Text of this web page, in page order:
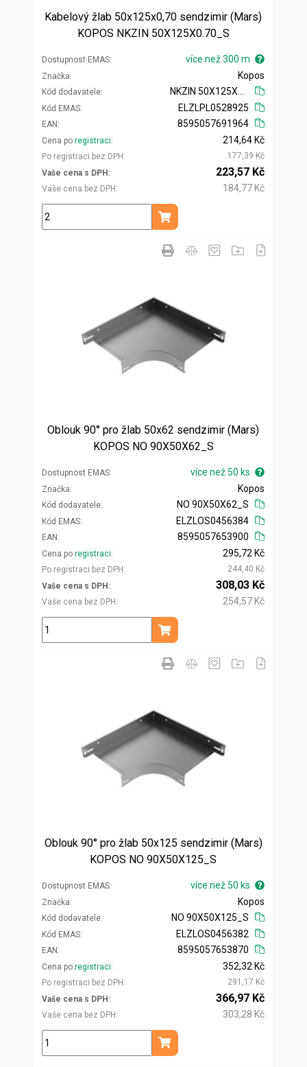
Kabelový žlab 50x125x0,70 sendzimir (Mars)
KOPOS NKZIN 50X125X0.70_S
Dostupnost EMAS více než 300 m
Značka
Kód dodavatele
Kopos
NKZIN 50X125X0.70_S
Kód EMAS
EAN
ELZLPL0528925
8595057691964
Cena po registraci
Po registraci bez DPH
214,64 Kč
177,39 Kč
Vaše cena s DPH
Vaše cena bez DPH
223,57 Kč
184,77 Kč
m
Přidat do košíku
Oblouk 90° pro žlab 50x62 sendzimir (Mars)
KOPOS NO 90X50X62_S
Dostupnost EMAS více než 50 ks
Značka
Kód dodavatele
Kopos
NO 90X50X62_S
Kód EMAS
EAN
ELZLOS0456384
8595057653900
Cena po registraci
Po registraci bez DPH
295,72 Kč
244,40 Kč
Vaše cena s DPH
Vaše cena bez DPH
308,03 Kč
254,57 Kč
ks
Přidat do košíku
Oblouk 90° pro žlab 50x125 sendzimir (Mars)
KOPOS NO 90X50X125_S
Dostupnost EMAS více než 50 ks
Značka
Kód dodavatele
Kopos
NO 90X50X125_S
Kód EMAS
EAN
ELZLOS0456382
8595057653870
Cena po registraci
Po registraci bez DPH
352,32 Kč
291,17 Kč
Vaše cena s DPH
Vaše cena bez DPH
366,97 Kč
303,28 Kč
ks
Přidat do košíku